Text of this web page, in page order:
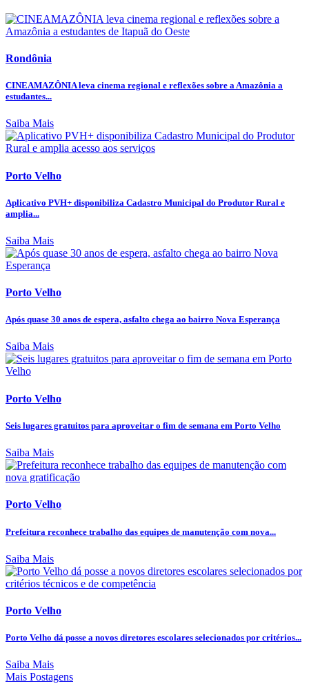
Rondônia
CINEAMAZÔNIA leva cinema regional e reflexões sobre a Amazônia a
estudantes...
Saiba Mais
Porto Velho
Aplicativo PVH+ disponibiliza Cadastro Municipal do Produtor Rural e
amplia...
Saiba Mais
Porto Velho
Após quase 30 anos de espera, asfalto chega ao bairro Nova Esperança
Saiba Mais
Porto Velho
Seis lugares gratuitos para aproveitar o fim de semana em Porto Velho
Saiba Mais
Porto Velho
Prefeitura reconhece trabalho das equipes de manutenção com nova...
Saiba Mais
Porto Velho
Porto Velho dá posse a novos diretores escolares selecionados por critérios...
Saiba Mais
Mais Postagens